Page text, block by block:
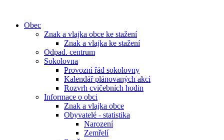
Obec
Znak a vlajka obce ke stažení
Znak a vlajka ke stažení
Odpad. centrum
Sokolovna
Provozní řád sokolovny
Kalendář plánovaných akcí
Rozvrh cvičebních hodin
Informace o obci
Znak a vlajka obce
Obyvatelé - statistika
Narození
Zemřelí